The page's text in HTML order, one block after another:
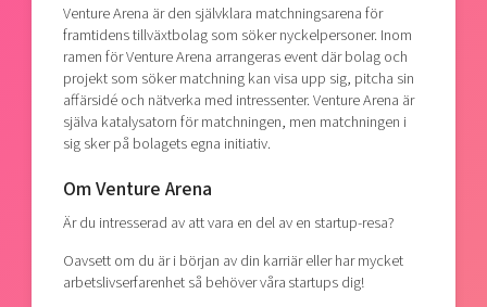
Current offers and activities
Reach out to us
Locations
Venture Arena är den självklara matchningsarena för
framtidens tillväxtbolag som söker nyckelpersoner. Inom
ramen för Venture Arena arrangeras event där bolag och
projekt som söker matchning kan visa upp sig, pitcha sin
affärsidé och nätverka med intressenter. Venture Arena är
själva katalysatorn för matchningen, men matchningen i
sig sker på bolagets egna initiativ.
Om Venture Arena
Är du intresserad av att vara en del av en startup-resa?
Oavsett om du är i början av din karriär eller har mycket
arbetslivserfarenhet så behöver våra startups dig!